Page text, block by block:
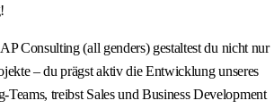
Consulting (all genders) gestaltest du nicht nur
– du prägst aktiv die Entwicklung unseres
Teams, treibst Sales und Business Development